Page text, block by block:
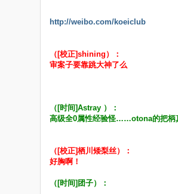
http://weibo.com/koeiclub
（[校正]shining）：
审案子要靠跳大神了么
（[时间]Astray ）：
高级全0属性经验怪……otona的把柄
（[校正]栖川矮梨丝）：
好胸啊！
（[时间]团子）：